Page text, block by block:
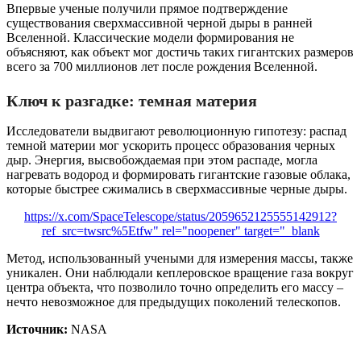
Впервые ученые получили прямое подтверждение
существования сверхмассивной черной дыры в ранней
Вселенной. Классические модели формирования не
объясняют, как объект мог достичь таких гигантских размеров
всего за 700 миллионов лет после рождения Вселенной.
Ключ к разгадке: темная материя
Исследователи выдвигают революционную гипотезу: распад
темной материи мог ускорить процесс образования черных
дыр. Энергия, высвобождаемая при этом распаде, могла
нагревать водород и формировать гигантские газовые облака,
которые быстрее сжимались в сверхмассивные черные дыры.
https://x.com/SpaceTelescope/status/2059652125555142912?
ref_src=twsrc%5Etfw" rel="noopener" target="_blank
Метод, использованный учеными для измерения массы, также
уникален. Они наблюдали кеплеровское вращение газа вокруг
центра объекта, что позволило точно определить его массу –
нечто невозможное для предыдущих поколений телескопов.
Источник: NASA